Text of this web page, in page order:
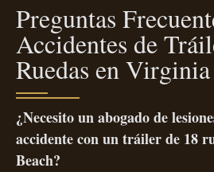
Preguntas
Accidentes de
Ruedas en
¿Necesito un abogado de
accidente con un tráiler de 18
Beach?